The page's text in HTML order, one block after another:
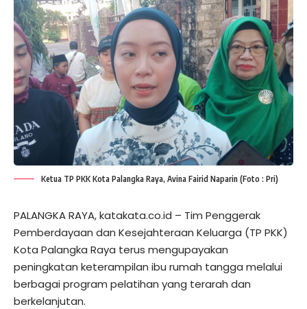
Ketua TP PKK Kota Palangka Raya, Avina Fairid Naparin (Foto : Pri)
PALANGKA RAYA, katakata.co.id – Tim Penggerak
Pemberdayaan dan Kesejahteraan Keluarga (TP PKK)
Kota Palangka Raya terus mengupayakan
peningkatan keterampilan ibu rumah tangga melalui
berbagai program pelatihan yang terarah dan
berkelanjutan.